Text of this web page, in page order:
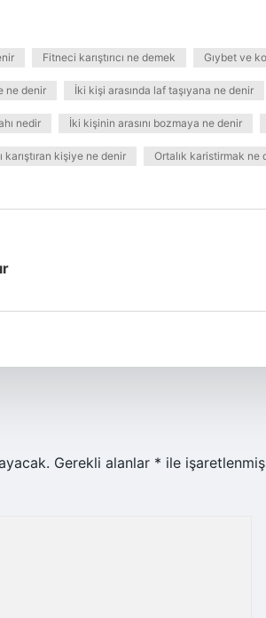
Fitneci karıştırıcı ne demek Gıybet ve
ne denir İki kişi arasında laf taşıyana ne denir
nedir İki kişinin arasını bozmaya ne denir
karıştıran kişiye ne denir Ortalık karistirmak ne
Gerekli alanlar * ile